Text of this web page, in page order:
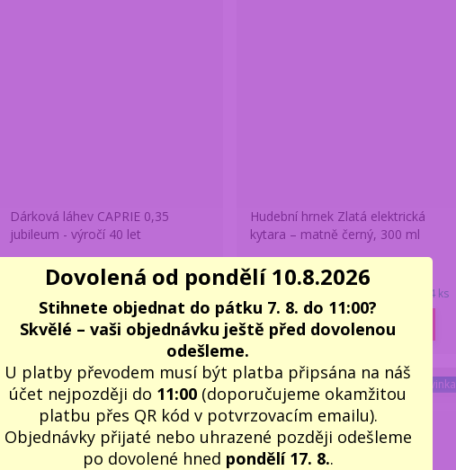
Dárková láhev CAPRIE 0,35
jubileum - výročí 40 let
549 Kč/ks
Skladem 2 ks
Do košíku
Hudební hrnek Zlatá elektrická
kytara – matně černý, 300 ml
459 Kč/ks
Skladem 4 ks
Do košíku
Novinka Novinka
Dovolená od pondělí 10.8.2026
Stihnete objednat do pátku 7. 8. do 11:00?
Skvělé – vaši objednávku ještě před dovolenou
odešleme.
U platby převodem musí být platba připsána na náš
účet nejpozději do 11:00 (doporučujeme okamžitou
platbu přes QR kód v potvrzovacím emailu).
Objednávky přijaté nebo uhrazené později odešleme
po dovolené hned pondělí 17. 8..